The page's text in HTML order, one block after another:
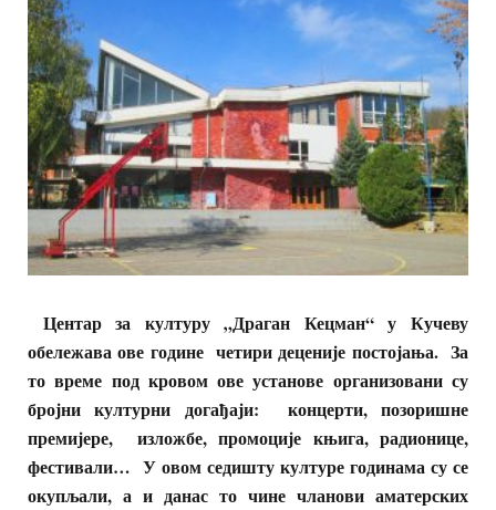
Центар за културу „Драган Кецман“ у Кучеву
обележава ове године четири деценије постојања. За
то време под кровом ове установе организовани су
бројни културни догађаји: концерти, позоришне
премијере, изложбе, промоције књига, радионице,
фестивали… У овом седишту културе годинама су се
окупљали, а и данас то чине чланови аматерских